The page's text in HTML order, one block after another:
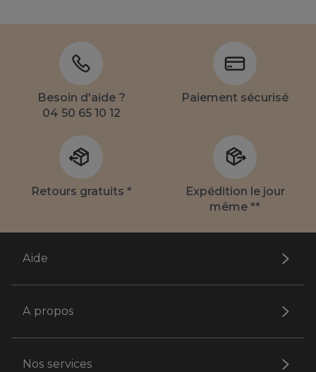
Besoin d'aide ?
04 50 65 10 12
Paiement sécurisé
Retours gratuits *
Expédition le jour
même **
Aide
A propos
Nos services